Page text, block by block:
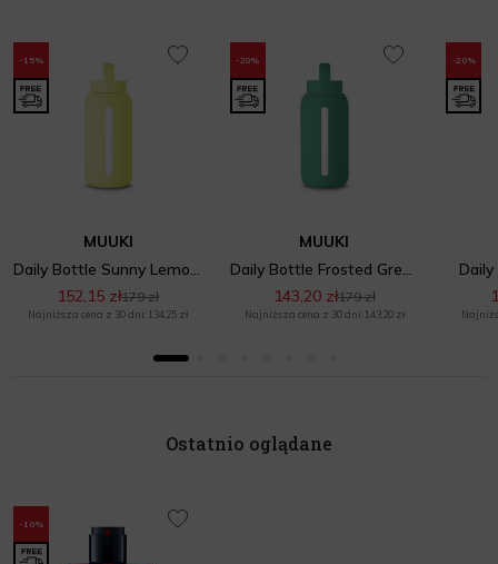
-15%
MUUKI
Daily Bottle Sunny Lemonade
152,15 zł179 zł
Najniższa cena z 30 dni: 134,25 zł
-20%
MUUKI
Daily Bottle Frosted Green
143,20 zł179 zł
Najniższa cena z 30 dni: 143,20 zł
-20%
Ostatnio oglądane
-10%